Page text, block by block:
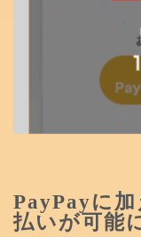
PayPayに
払いが可能